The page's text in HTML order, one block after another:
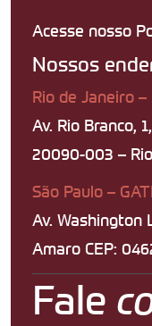
Acesse nosso
Nossos
Rio de Janeiro –
Av. Rio Branco,
20090-003 –
São Paulo –
Av. Washington
Amaro CEP:
Fale